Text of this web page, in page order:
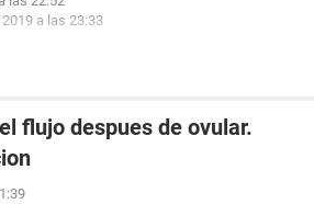
a las 23:33
flujo despues de ovular.